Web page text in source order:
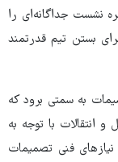
نشست جداگانه‌ای را
بستن تیم قدرتمند
به سمتی برود که
انتقالات با توجه به
فنی تصمیمات